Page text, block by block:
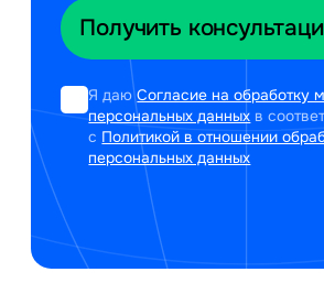
Я даюСогласие на обработку
персональных данных в
с Политикой в отношении
персональных данных